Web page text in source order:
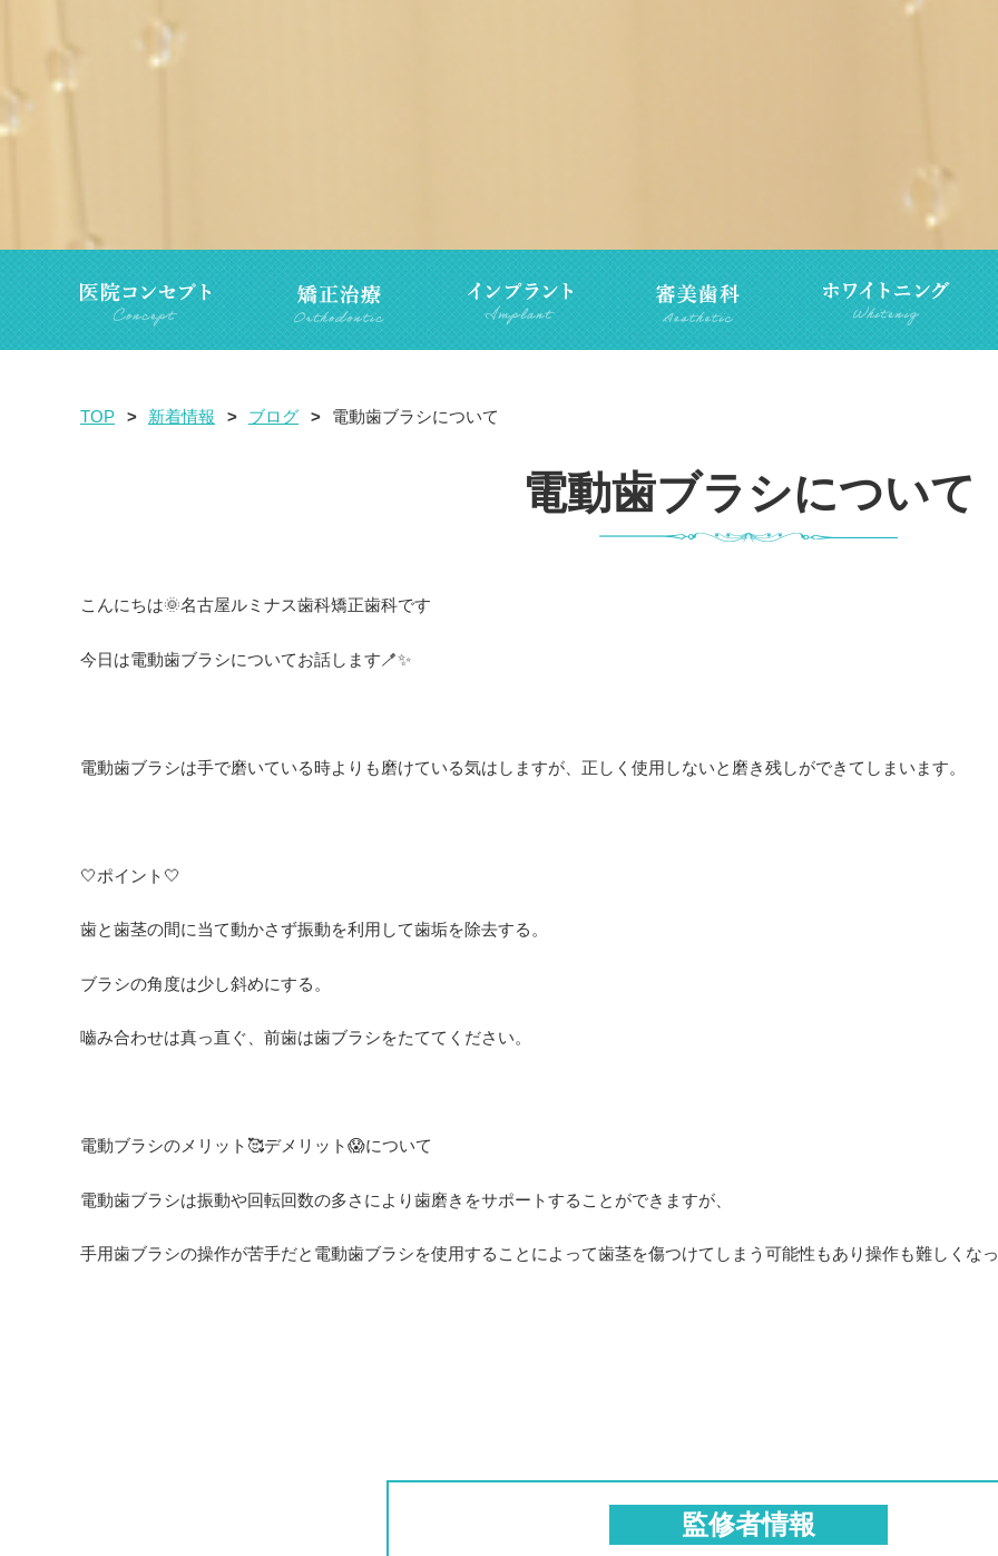
TOP 新着情報 ブログ 電動歯ブラシについて
電動歯ブラシについて
こんにちは🌞名古屋ルミナス歯科矯正歯科です
今日は電動歯ブラシについてお話します🪥✨
電動歯ブラシは手で磨いている時よりも磨けている気はしますが、正しく使用しないと磨き残しができてしまいます。
🤍ポイント🤍
歯と歯茎の間に当て動かさず振動を利用して歯垢を除去する。
ブラシの角度は少し斜めにする。
嚙み合わせは真っ直ぐ、前歯は歯ブラシをたててください。
電動ブラシのメリット🥰デメリット😱について
電動歯ブラシは振動や回転回数の多さにより歯磨きをサポートすることができますが、
手用歯ブラシの操作が苦手だと電動歯ブラシを使用することによって歯茎を傷つけてしまう可能性もあり操作も難しくな
監修者情報